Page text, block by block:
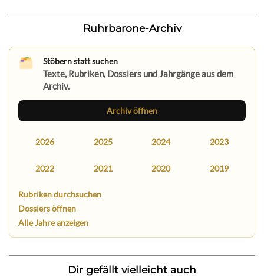
Ruhrbarone-Archiv
Stöbern statt suchen
Texte, Rubriken, Dossiers und Jahrgänge aus dem
Archiv.
Archiv öffnen
2026 2025 2024 2023
2022 2021 2020 2019
Rubriken durchsuchen
Dossiers öffnen
Alle Jahre anzeigen
Dir gefällt vielleicht auch